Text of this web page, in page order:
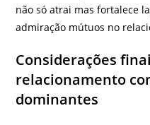
não só atrai mas fortalece
admiração mútuos no
Considerações
relacionamento
dominantes